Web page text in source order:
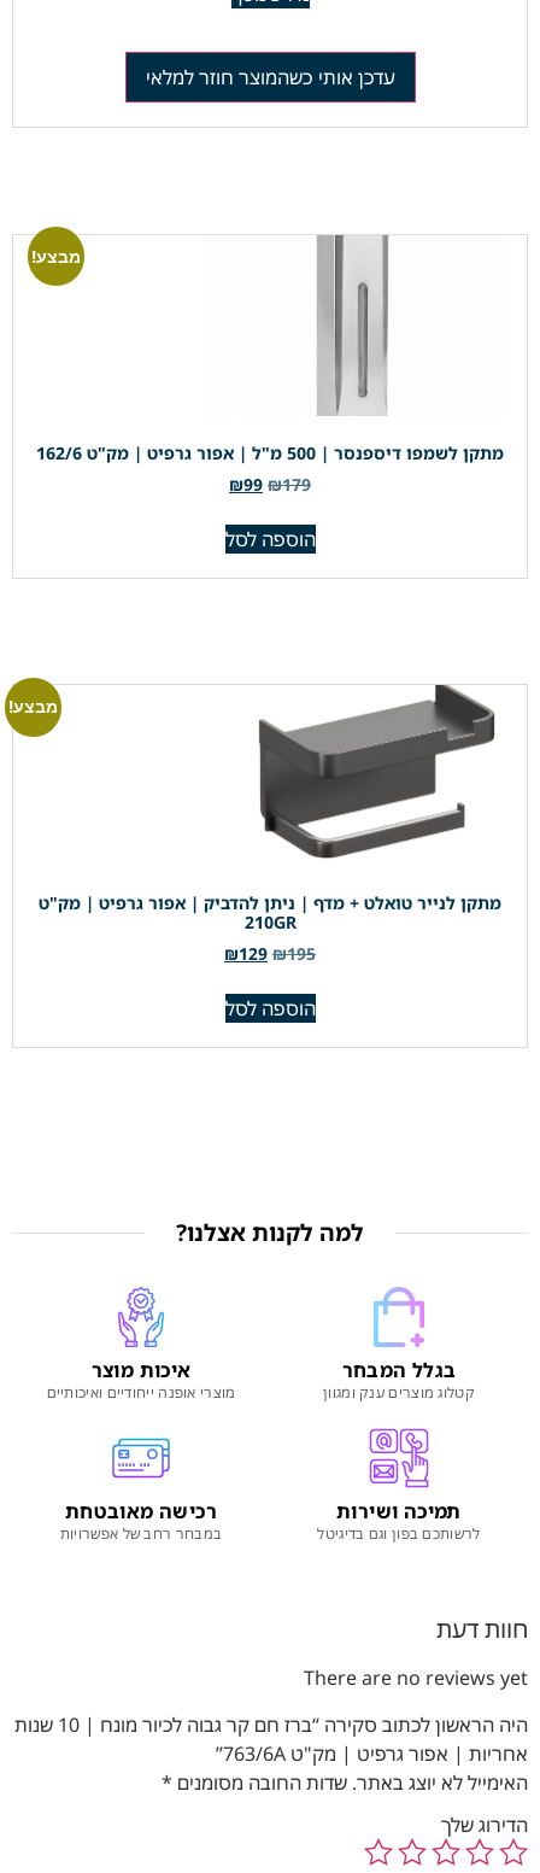
עדכן אותי כשהמוצר חוזר למלאי
מבצע!
מתקן לשמפו דיספנסר | 500 מ"ל | אפור גרפיט | מק"ט 162/6
₪179
₪99
הוספה לסל
מבצע!
מתקן לנייר טואלט + מדף | ניתן להדביק | אפור גרפיט | מק"ט
210GR
₪195
₪129
הוספה לסל
למה לקנות אצלנו?
בגלל המבחר
קטלוג מוצרים ענק ומגוון
איכות מוצר
מוצרי אופנה ייחודיים ואיכותיים
תמיכה ושירות
לרשותכם בפון וגם בדיגיטל
רכישה מאובטחת
במבחר רחב של אפשרויות
חוות דעת
There are no reviews yet
היה הראשון לכתוב סקירה “ברז חם קר גבוה לכיור מונח | 10 שנות
אחריות | אפור גרפיט | מק"ט 763/6A”
האימייל לא יוצג באתר. שדות החובה מסומנים *
הדירוג שלך